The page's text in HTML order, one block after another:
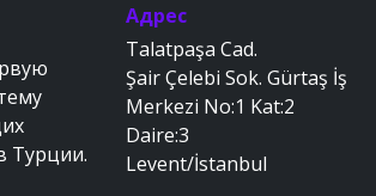
Турции.
Адрес
Talatpaşa Cad.
Şair Çelebi Sok. Gürtaş İş
Merkezi No:1 Kat:2
Daire:3
Levent/İstanbul